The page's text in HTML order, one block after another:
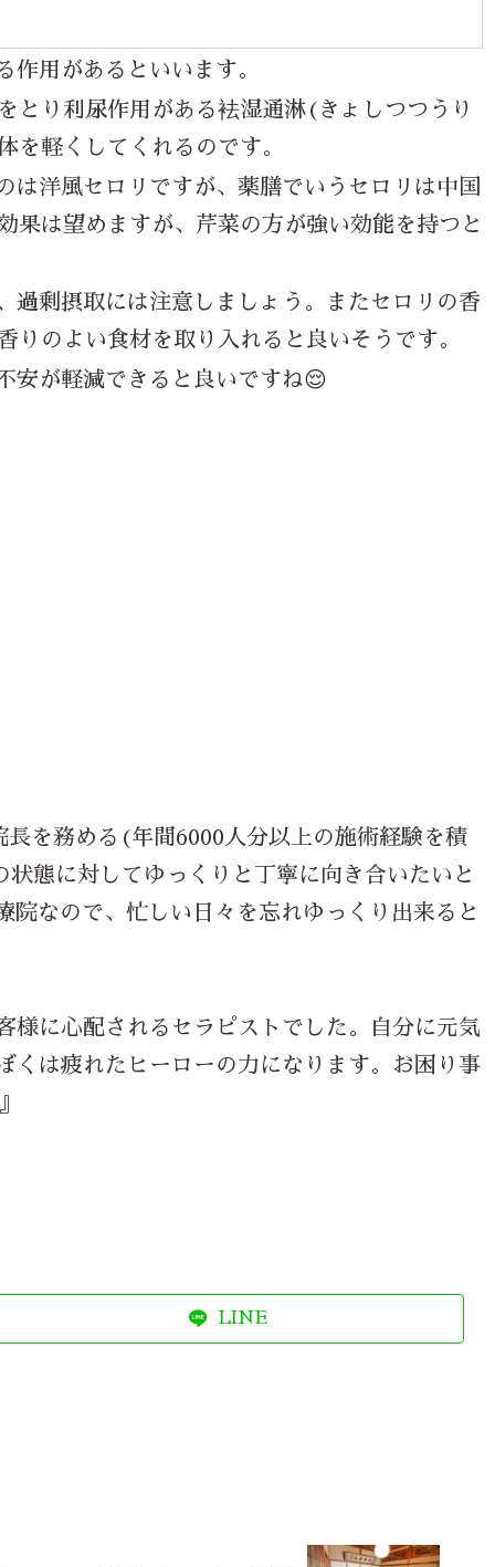
用があるといいます。
とり利尿作用がある袪湿通淋 ( きょしつつうり
を軽くしてくれるのです。
洋風セロリですが、薬膳でいうセロリは中国
果は望めますが、芹菜の方が強い効能を持つと
過剰摂取には注意しましょう。またセロリの香
のよい食材を取り入れると良いそうです。
安が軽減できると良いですね😌
を務める(年間6000人分以上の施術経験を積
態に対してゆっくりと丁寧に向き合いたいと
なので、忙しい日々を忘れゆっくり出来ると
様に心配されるセラピストでした。自分に元気
くは疲れたヒーローの力になります。お困り事
LINE